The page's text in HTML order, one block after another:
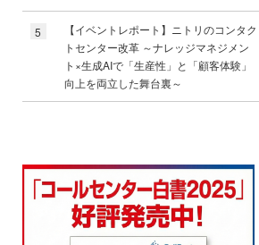
5
【イベントレポート】ニトリのコンタク
トセンター改革 ～ナレッジマネジメン
ト×生成AIで「生産性」と「顧客体験」
向上を両立した舞台裏～